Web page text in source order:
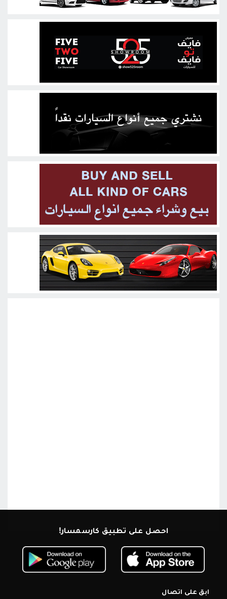
احصل على تطبيق كارسمسار!
ابق على اتصال